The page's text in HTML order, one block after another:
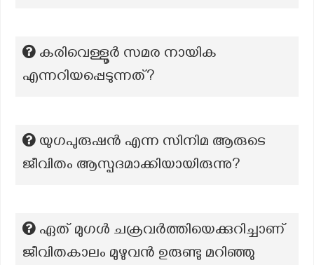
കരിവെള്ളൂർ സമര നായിക
എന്നറിയപ്പെടുന്നത്?
യുഗപുരുഷൻ എന്ന സിനിമ ആരുടെ
ജീവിതം ആസ്പദമാക്കിയായിരുന്നു?
ഏത് മുഗൾ ചക്രവർത്തിയെക്കുറിച്ചാണ്
ജീവിതകാലം മുഴുവൻ ഉരുണ്ടു മറിഞ്ഞു